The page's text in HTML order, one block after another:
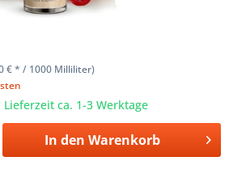
€ * / 1000 Milliliter)
ca. 1-3 Werktage
In den Warenkorb